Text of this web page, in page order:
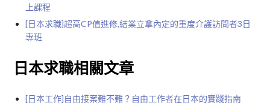
上課程
[日本求職]超高CP值進修,結業立拿內定的重度介護訪問者3日
專班
日本求職相關文章
[日本工作]自由接案難不難？自由工作者在日本的實踐指南